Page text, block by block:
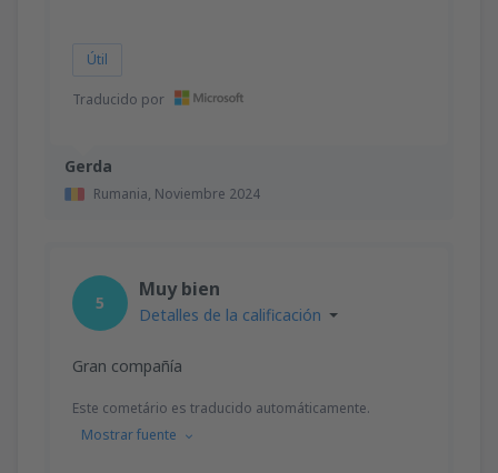
Gerda
Rumania, Noviembre 2024
Útil
Traducido por
5
Muy bien
Detalles de la calificación
Gran compañía
Este cometário es traducido automáticamente.
Mostrar fuente